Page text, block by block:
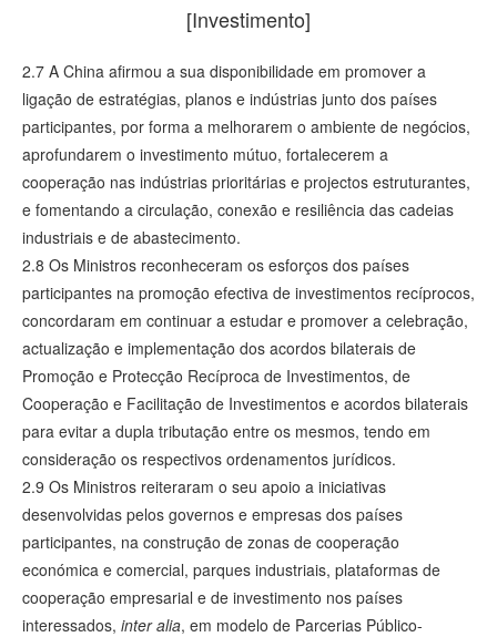
[Investimento]
2.7 A China afirmou a sua disponibilidade em promover a
ligação de estratégias, planos e indústrias junto dos países
participantes, por forma a melhorarem o ambiente de negócios,
aprofundarem o investimento mútuo, fortalecerem a
cooperação nas indústrias prioritárias e projectos estruturantes,
e fomentando a circulação, conexão e resiliência das cadeias
industriais e de abastecimento.
2.8 Os Ministros reconheceram os esforços dos países
participantes na promoção efectiva de investimentos recíprocos,
concordaram em continuar a estudar e promover a celebração,
actualização e implementação dos acordos bilaterais de
Promoção e Protecção Recíproca de Investimentos, de
Cooperação e Facilitação de Investimentos e acordos bilaterais
para evitar a dupla tributação entre os mesmos, tendo em
consideração os respectivos ordenamentos jurídicos.
2.9 Os Ministros reiteraram o seu apoio a iniciativas
desenvolvidas pelos governos e empresas dos países
participantes, na construção de zonas de cooperação
económica e comercial, parques industriais, plataformas de
cooperação empresarial e de investimento nos países
interessados, inter alia, em modelo de Parcerias Público-